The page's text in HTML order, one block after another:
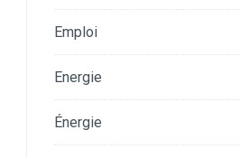
Emploi
Energie
Énergie